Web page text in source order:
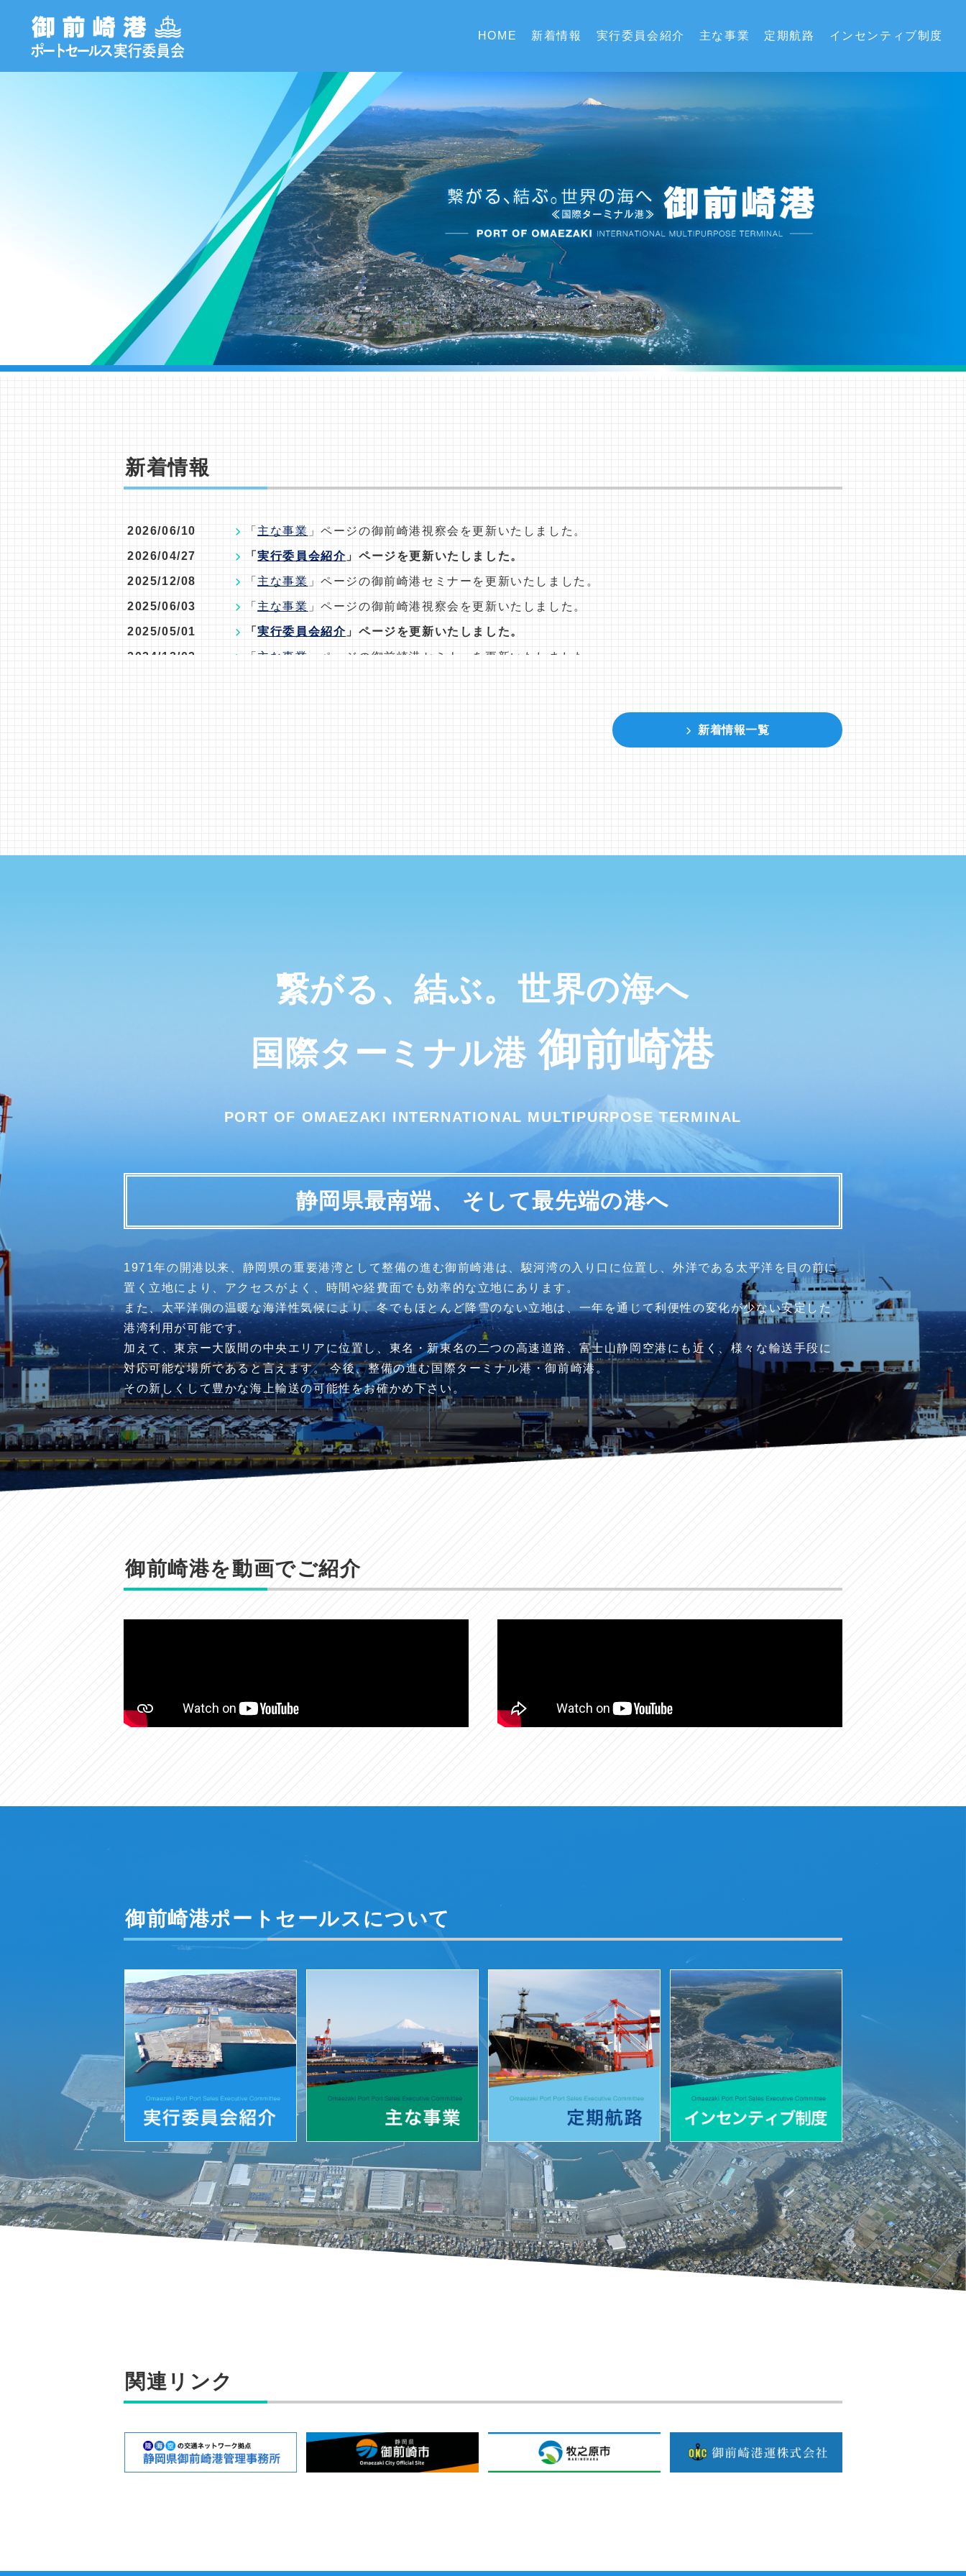
HOME 新着情報 実行委員会紹介 主な事業 定期航路 インセンティブ制度
新着情報
2026/06/10 「 主な事業 」ページの御前崎港視察会を更新いたしました。
2026/04/27 「実行委員会紹介 」ページを更新いたしました。
2025/12/08 「 主な事業 」ページの御前崎港セミナーを更新いたしました。
2025/06/03 「 主な事業 」ページの御前崎港視察会を更新いたしました。
2025/05/01 「実行委員会紹介 」ページを更新いたしました。
2024/12/02 「 主な事業 」ページの御前崎港セミナーを更新いたしました。
「実行委員会紹介」ページについては、新知事就任後に更新します。 新着情報一覧
繋がる、結ぶ。世界の海へ
国際ターミナル港 御前崎港
PORT OF OMAEZAKI INTERNATIONAL MULTIPURPOSE TERMINAL
静岡県最南端、 そして最先端の港へ
1971年の開港以来、静岡県の重要港湾として整備の進む御前崎港は、駿河湾の入り口に位置し、外洋である太平洋を目の前に
置く立地により、アクセスがよく、時間や経費面でも効率的な立地にあります。
また、太平洋側の温暖な海洋性気候により、冬でもほとんど降雪のない立地は、一年を通じて利便性の変化が少ない安定した
港湾利用が可能です。
加えて、東京ー大阪間の中央エリアに位置し、東名・新東名の二つの高速道路、富士山静岡空港にも近く、様々な輸送手段に
対応可能な場所であると言えます。 今後、整備の進む国際ターミナル港・御前崎港。
その新しくして豊かな海上輸送の可能性をお確かめ下さい。
御前崎港を動画でご紹介
御前崎港ポートセールスについて
関連リンク